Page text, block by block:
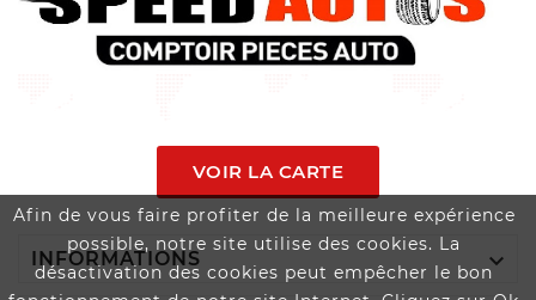
Afin de vous faire profiter de la meilleure expérience
possible, notre site utilise des cookies. La
désactivation des cookies peut empêcher le bon
VOIR LA CARTE
INFORMATIONS 